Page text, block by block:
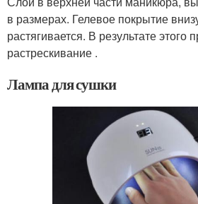
в размерах. Гелевое покрытие
растягивается. В результате этого
растрескивание .
Лампа для сушки